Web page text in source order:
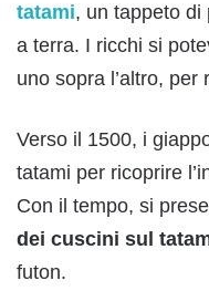
tatami, un tappeto di
a terra. I ricchi si
uno sopra l’altro,
Verso il 1500, i
tatami per ricoprire
Con il tempo, si
dei cuscini sul
futon.